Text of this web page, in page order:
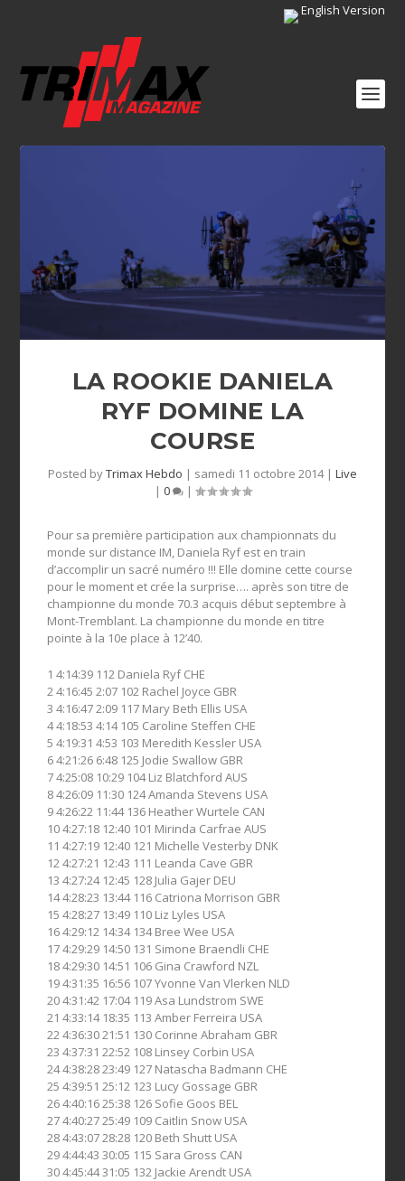
English Version
LA ROOKIE DANIELA
RYF DOMINE LA
COURSE
Posted byTrimax Hebdo | samedi 11 octobre 2014| Live
| 0 |
Pour sa première participation aux championnats du
monde sur distance IM, Daniela Ryf est en train
d’accomplir un sacré numéro !!! Elle domine cette course
pour le moment et crée la surprise…. après son titre de
championne du monde 70.3 acquis début septembre à
Mont-Tremblant. La championne du monde en titre
pointe à la 10e place à 12’40.
1 4:14:39 112 Daniela Ryf CHE
2 4:16:45 2:07 102 Rachel Joyce GBR
3 4:16:47 2:09 117 Mary Beth Ellis USA
4 4:18:53 4:14 105 Caroline Steffen CHE
5 4:19:31 4:53 103 Meredith Kessler USA
6 4:21:26 6:48 125 Jodie Swallow GBR
7 4:25:08 10:29 104 Liz Blatchford AUS
8 4:26:09 11:30 124 Amanda Stevens USA
9 4:26:22 11:44 136 Heather Wurtele CAN
10 4:27:18 12:40 101 Mirinda Carfrae AUS
11 4:27:19 12:40 121 Michelle Vesterby DNK
12 4:27:21 12:43 111 Leanda Cave GBR
13 4:27:24 12:45 128 Julia Gajer DEU
14 4:28:23 13:44 116 Catriona Morrison GBR
15 4:28:27 13:49 110 Liz Lyles USA
16 4:29:12 14:34 134 Bree Wee USA
17 4:29:29 14:50 131 Simone Braendli CHE
18 4:29:30 14:51 106 Gina Crawford NZL
19 4:31:35 16:56 107 Yvonne Van Vlerken NLD
20 4:31:42 17:04 119 Asa Lundstrom SWE
21 4:33:14 18:35 113 Amber Ferreira USA
22 4:36:30 21:51 130 Corinne Abraham GBR
23 4:37:31 22:52 108 Linsey Corbin USA
24 4:38:28 23:49 127 Natascha Badmann CHE
25 4:39:51 25:12 123 Lucy Gossage GBR
26 4:40:16 25:38 126 Sofie Goos BEL
27 4:40:27 25:49 109 Caitlin Snow USA
28 4:43:07 28:28 120 Beth Shutt USA
29 4:44:43 30:05 115 Sara Gross CAN
30 4:45:44 31:05 132 Jackie Arendt USA